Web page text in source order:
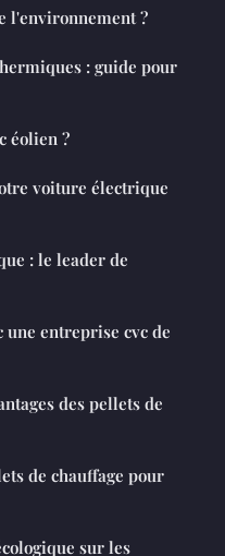
l'environnement ?
: guide pour
éolien ?
voiture électrique
: le leader de
entreprise cvc de
des pellets de
de chauffage pour
sur les